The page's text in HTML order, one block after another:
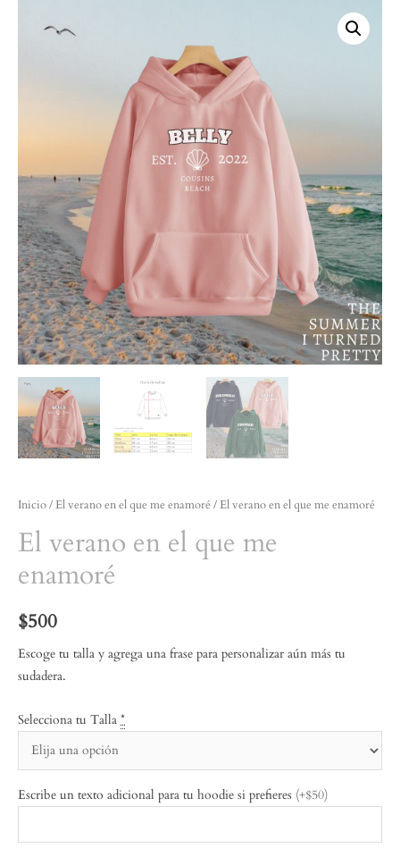
Inicio/El verano en el que me enamoré / El verano en el que me enamoré
El verano en el que me
enamoré
$500
Escoge tu talla y agrega una frase para personalizar aún más tu
sudadera.
Selecciona tu Talla *
Escribe un texto adicional para tu hoodie si prefieres (+$50)